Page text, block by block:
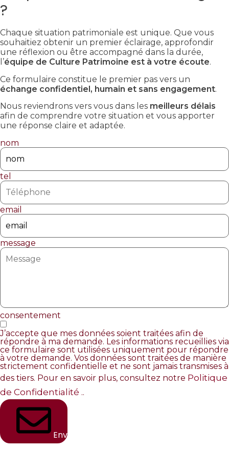
?
Chaque situation patrimoniale est unique. Que vous
souhaitiez obtenir un premier éclairage, approfondir
une réflexion ou être accompagné dans la durée,
l’équipe de Culture Patrimoine est à votre écoute.
Ce formulaire constitue le premier pas vers un
échange confidentiel, humain et sans engagement.
Nous reviendrons vers vous dans les meilleurs délais
afin de comprendre votre situation et vous apporter
une réponse claire et adaptée.
nom
tel
email
message
consentement
J’accepte que mes données soient traitées afin de
répondre à ma demande. Les informations recueillies via
ce formulaire sont utilisées uniquement pour répondre
à votre demande. Vos données sont traitées de manière
strictement confidentielle et ne sont jamais transmises à
des tiers. Pour en savoir plus, consultez notre Politique
de Confidentialité ..
Envoyer